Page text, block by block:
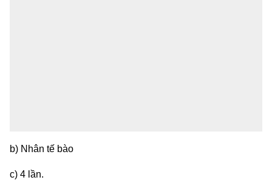
b) Nhân tế bào
c) 4 lần.